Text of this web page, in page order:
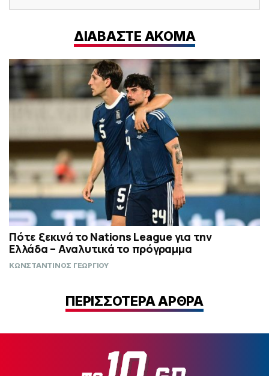
ΔΙΑΒΑΣΤΕ ΑΚΟΜΑ
Πότε ξεκινά το Nations League για την
Ελλάδα – Αναλυτικά το πρόγραμμα
ΚΩΝΣΤΑΝΤΙΝΟΣ ΓΕΩΡΓΙΟΥ
ΠΕΡΙΣΣΟΤΕΡΑ ΑΡΘΡΑ